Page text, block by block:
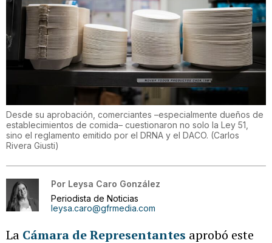
Desde su aprobación, comerciantes –especialmente dueños de
establecimientos de comida– cuestionaron no solo la Ley 51,
sino el reglamento emitido por el DRNA y el DACO. (Carlos
Rivera Giusti)
Por Leysa Caro González
Periodista de Noticias
leysa.caro@gfrmedia.com
La Cámara de Representantes aprobó este